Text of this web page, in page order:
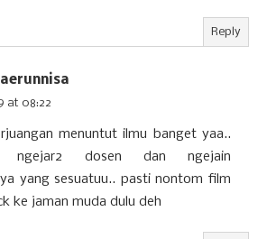
Reply
at 08:22
menuntut ilmu banget yaa..
ngejar2 dosen dan ngejain
yang sesuatuu.. pasti nontom film
ke jaman muda dulu deh